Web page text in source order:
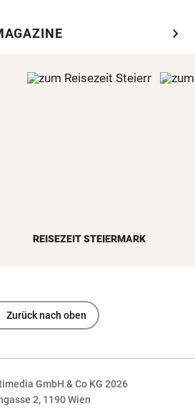
chevron_right
REISEZEIT STEIERMARK
Zurück nach oben
GmbH & Co KG 2026
2, 1190 Wien